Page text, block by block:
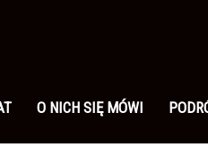
O NICH SIĘ MÓWI